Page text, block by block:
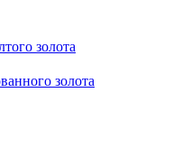
золота
золота